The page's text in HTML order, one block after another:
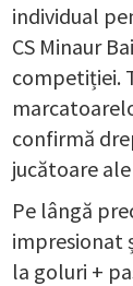
individual
CS Minaur
competiției.
confirmă
jucătoare
Pe lângă
impresionat
la goluri +